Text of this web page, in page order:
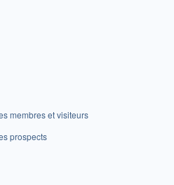
membres et visiteurs
prospects